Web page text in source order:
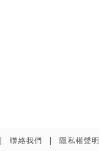
聯絡我們 隱私權聲明